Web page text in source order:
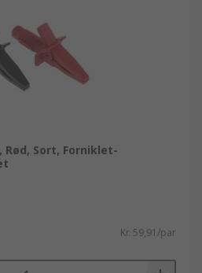
Rød, Sort, Forniklet-
Kr. 59,91/par